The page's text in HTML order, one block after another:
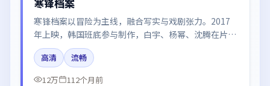
寒锋档案以冒险为主线，融合写实与戏剧张力。2017
年上映，韩国班底参与制作，白宇、杨幂、沈腾在片中
呈现细腻表演，影像风格统一，配乐与剪辑强化了情绪
曲线。
高清
流畅
12万
112个月前